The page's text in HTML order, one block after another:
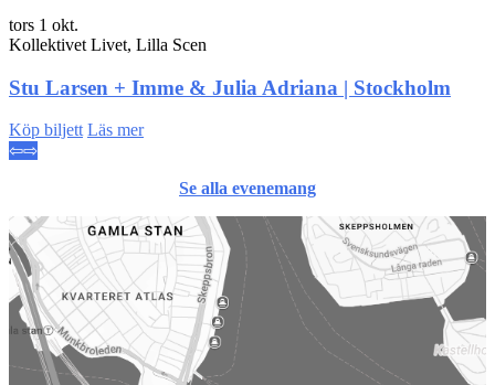
tors 1 okt.
Kollektivet Livet, Lilla Scen
Stu Larsen + Imme & Julia Adriana | Stockholm
Köp biljett Läs mer
⇦⇨
Se alla evenemang